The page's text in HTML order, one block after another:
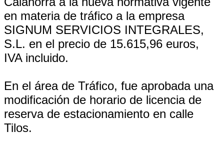
en materia de tráfico a la empresa
SIGNUM SERVICIOS INTEGRALES,
S.L. en el precio de 15.615,96 euros,
IVA incluido.
En el área de Tráfico, fue aprobada una
modificación de horario de licencia de
reserva de estacionamiento en calle
Tilos.